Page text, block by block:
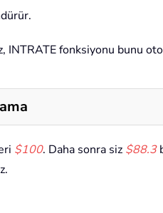
INTRATE fonksiyonu bunu
$100. Daha sonra siz $88.3